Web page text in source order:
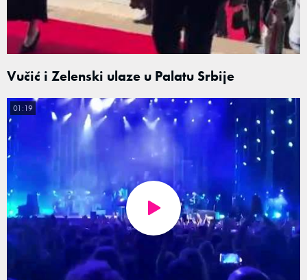
Vučić i Zelenski ulaze u Palatu Srbije
01:19